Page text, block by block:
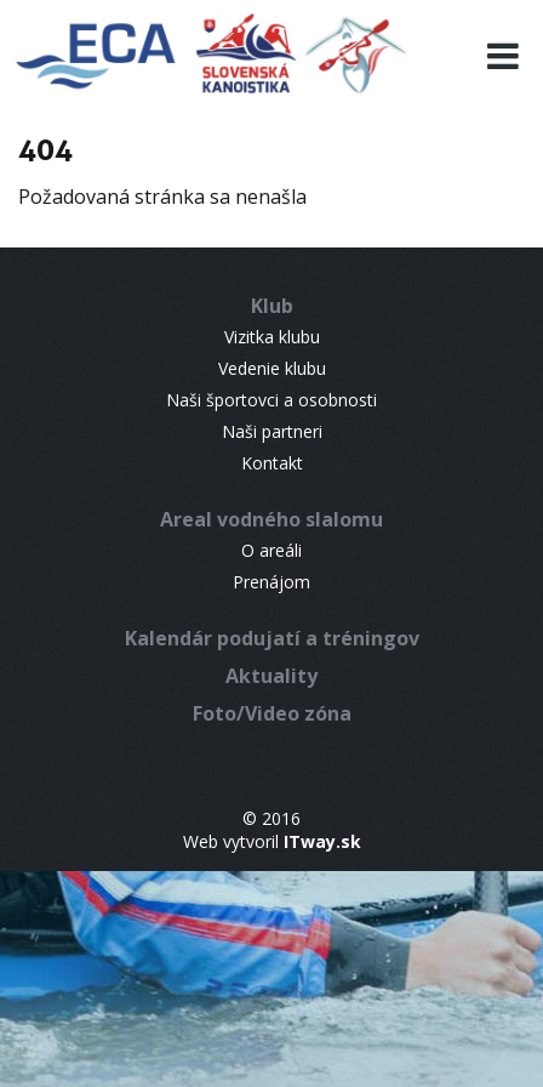
404
Požadovaná stránka sa nenašla
Klub
Vizitka klubu
Vedenie klubu
Naši športovci a osobnosti
Naši partneri
Kontakt
Areal vodného slalomu
O areáli
Prenájom
Kalendár podujatí a tréningov
Aktuality
Foto/Video zóna
© 2016
Web vytvoril ITway.sk
EURO 19
INFO
RESULTS
CONTACT